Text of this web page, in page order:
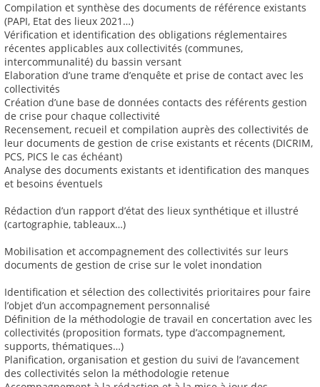
Compilation et synthèse des documents de référence existants
(PAPI, Etat des lieux 2021…)
Vérification et identification des obligations réglementaires
récentes applicables aux collectivités (communes,
intercommunalité) du bassin versant
Elaboration d’une trame d’enquête et prise de contact avec les
collectivités
Création d’une base de données contacts des référents gestion
de crise pour chaque collectivité
Recensement, recueil et compilation auprès des collectivités de
leur documents de gestion de crise existants et récents (DICRIM,
PCS, PICS le cas échéant)
Analyse des documents existants et identification des manques
et besoins éventuels
Rédaction d’un rapport d’état des lieux synthétique et illustré
(cartographie, tableaux…)
Mobilisation et accompagnement des collectivités sur leurs
documents de gestion de crise sur le volet inondation
Identification et sélection des collectivités prioritaires pour faire
l’objet d’un accompagnement personnalisé
Définition de la méthodologie de travail en concertation avec les
collectivités (proposition formats, type d’accompagnement,
supports, thématiques…)
Planification, organisation et gestion du suivi de l’avancement
des collectivités selon la méthodologie retenue